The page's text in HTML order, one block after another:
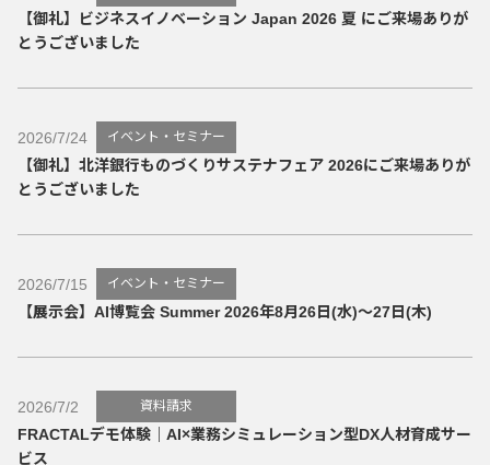
【御礼】ビジネスイノベーション Japan 2026 夏 にご来場ありが
とうございました
2026/7/24 イベント・セミナー
【御礼】北洋銀行ものづくりサステナフェア 2026にご来場ありが
とうございました
2026/7/15 イベント・セミナー
【展示会】AI博覧会 Summer 2026年8月26日(水)～27日(木)
2026/7/2 資料請求
FRACTALデモ体験｜AI×業務シミュレーション型DX人材育成サー
ビス